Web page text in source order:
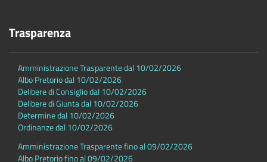
Trasparenza
Amministrazione Trasparente dal 10/02/2026
Albo Pretorio dal 10/02/2026
Delibere di Consiglio dal 10/02/2026
Delibere di Giunta dal 10/02/2026
Determine dal 10/02/2026
Ordinanze dal 10/02/2026
Amministrazione Trasparente fino al 09/02/2026
Albo Pretorio fino al 09/02/2026